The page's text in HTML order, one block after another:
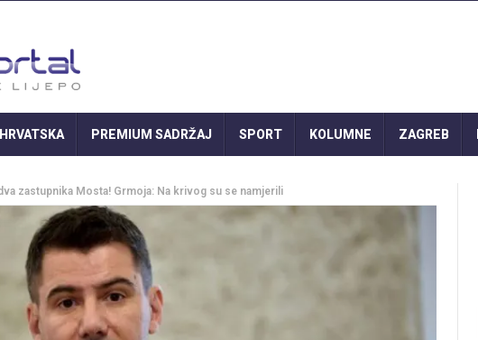
HRVATSKA PREMIUM SADRŽAJ SPORT KOLUMNE ZAGREB
zastupnika Mosta! Grmoja: Na krivog su se namjerili